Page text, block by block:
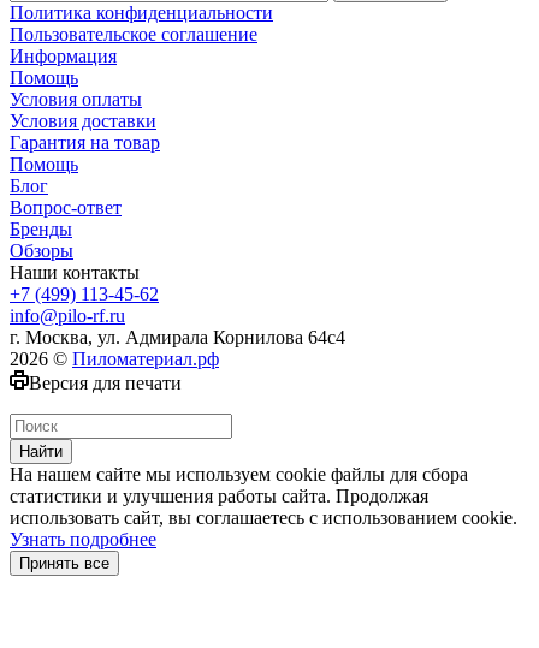
Политика конфиденциальности
Пользовательское соглашение
Информация
Помощь
Условия оплаты
Условия доставки
Гарантия на товар
Помощь
Блог
Вопрос-ответ
Бренды
Обзоры
Наши контакты
+7 (499) 113-45-62
info@pilo-rf.ru
г. Москва, ул. Адмирала Корнилова 64с4
2026 © Пиломатериал.рф
Версия для печати
Найти
На нашем сайте мы используем cookie файлы для сбора
статистики и улучшения работы сайта. Продолжая
использовать сайт, вы соглашаетесь с использованием cookie.
Узнать подробнее
Принять все